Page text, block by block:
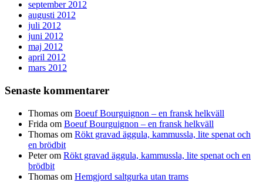
september 2012
augusti 2012
juli 2012
juni 2012
maj 2012
april 2012
mars 2012
Senaste kommentarer
Thomas om Boeuf Bourguignon – en fransk helkväll
Frida om Boeuf Bourguignon – en fransk helkväll
Thomas om Rökt gravad äggula, kammussla, lite spenat och
en brödbit
Peterom Rökt gravad äggula, kammussla, lite spenat och en
brödbit
Thomas om Hemgjord saltgurka utan trams